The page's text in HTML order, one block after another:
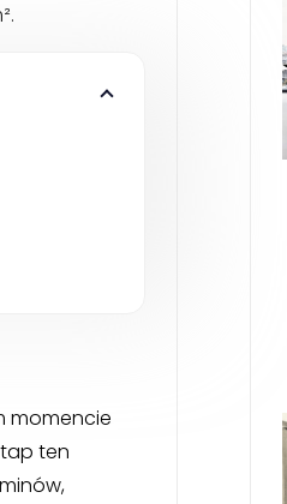
momencie
ten